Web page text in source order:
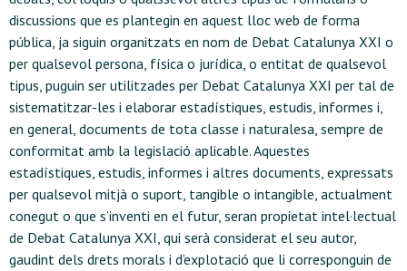
discussions que es plantegin en aquest lloc web de forma
pública, ja siguin organitzats en nom de Debat Catalunya XXI o
per qualsevol persona, física o jurídica, o entitat de qualsevol
tipus, puguin ser utilitzades per Debat Catalunya XXI per tal de
sistematitzar-les i elaborar estadístiques, estudis, informes i,
en general, documents de tota classe i naturalesa, sempre de
conformitat amb la legislació aplicable. Aquestes
estadístiques, estudis, informes i altres documents, expressats
per qualsevol mitjà o suport, tangible o intangible, actualment
conegut o que s’inventi en el futur, seran propietat intel·lectual
de Debat Catalunya XXI, qui serà considerat el seu autor,
gaudint dels drets morals i d’explotació que li corresponguin de